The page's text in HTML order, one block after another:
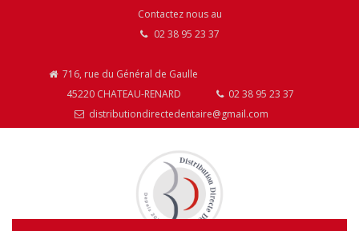
Contactez nous au
02 38 95 23 37
716, rue du Général de Gaulle
45220 CHATEAU-RENARD
02 38 95 23 37
distributiondirectedentaire@gmail.com